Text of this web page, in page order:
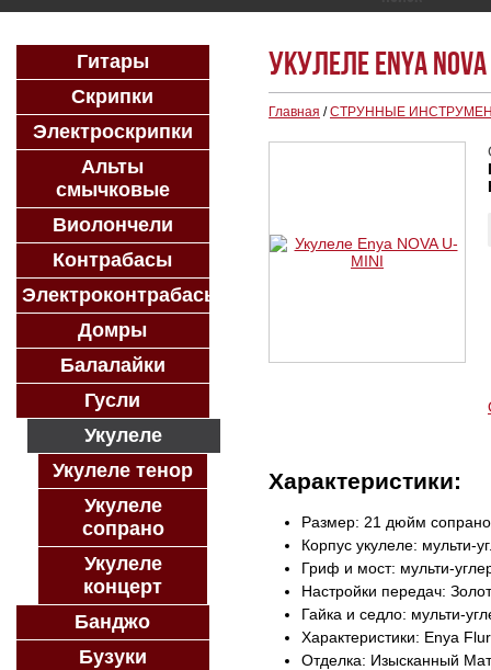
Укулеле Enya NOVA
Главная /СТРУННЫЕ
Характеристики:
Размер: 21 дюйм сопрано
Корпус укулеле: мульти-
Гриф и мост: мульти-
Настройки передач:
Гайка и седло: мульти-
Характеристики: Enya
Отделка: Изысканный
Гитары
Скрипки
Электроскрипки
Альты
смычковые
Виолончели
Контрабасы
Электроконтрабасы
Домры
Балалайки
Гусли
Укулеле
Укулеле тенор
Укулеле
сопрано
Укулеле
концерт
Банджо
Бузуки